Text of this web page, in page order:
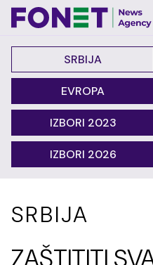
SRBIJA
EVROPA
IZBORI 2023
IZBORI 2026
SRBIJA
ZAŠTITITI